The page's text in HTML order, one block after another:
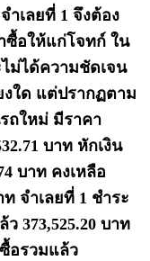
เลยที่ 1 จึงต้อง
ซื้อให้แก่โจทก์ ใน
ม่ได้ความชัดเจน
งใด แต่ปรากฏตาม
ถใหม่ มีราคา
บาท หักเงิน
บาท คงเหลือ
ท จำเลยที่ 1 ชำระ
373,525.20 บาท
อรวมแล้ว